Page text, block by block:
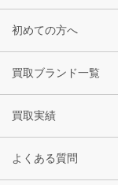
初めての方へ
買取ブランド一覧
買取実績
よくある質問